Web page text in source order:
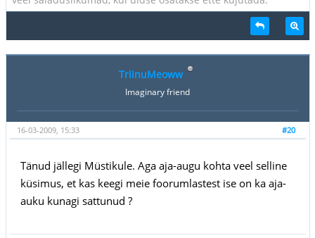
TriinuMeoww
Imaginary friend
#20
16-03-2009, 15:33
Tänud jällegi Müstikule. Aga aja-augu kohta veel selline
küsimus, et kas keegi meie foorumlastest ise on ka aja-
auku kunagi sattunud ?